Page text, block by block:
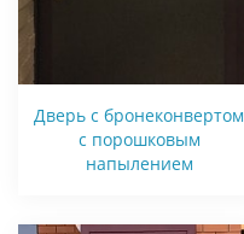
Дверь с бронеконвертом
с порошковым
напылением